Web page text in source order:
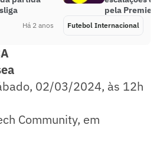
Há 2 anos
pela Premier
Futebol Internacional
02/03/2024, às 12h
Community, em